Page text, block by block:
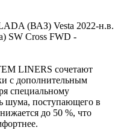
(ВАЗ) Vesta 2022-н.в.
SW Cross FWD -
LINERS сочетают
с дополнительным
специальному
шума, поступающего в
до 50 %, что